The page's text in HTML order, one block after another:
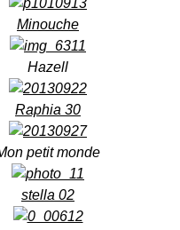
Minouche
Hazell
Raphia 30
petit monde
stella 02